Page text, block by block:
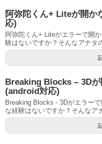
阿弥陀くん+ Liteが開か
応)
阿弥陀くん+ Liteがエラーで開
験はないですか？そんなアナタ
Breaking Blocks – 3D
(android対応)
Breaking Blocks - 3Dがエラー
な経験はないですか？そんなア